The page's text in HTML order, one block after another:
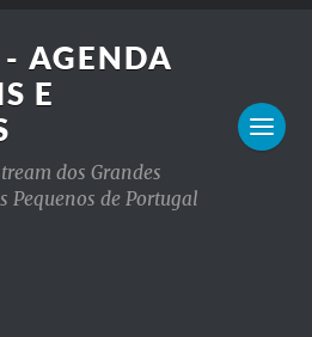
AGENDA
E
dos Grandes
Pequenos de Portugal